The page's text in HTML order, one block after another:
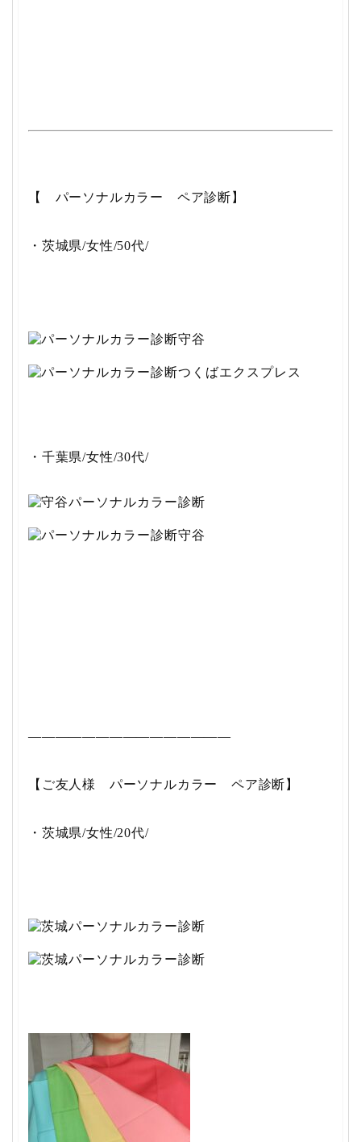
【 パーソナルカラー ペア診断】
・茨城県/女性/50代/
・千葉県/女性/30代/
———————————————
【ご友人様 パーソナルカラー ペア診断】
・茨城県/女性/20代/